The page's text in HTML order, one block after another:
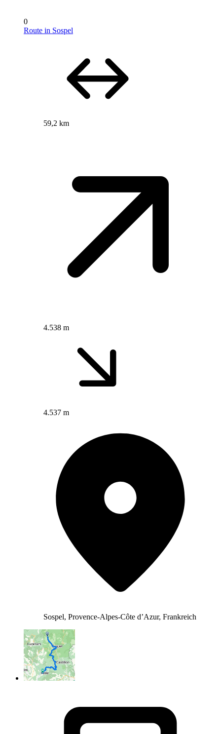
0
Route in Sospel
59,2 km
4.538 m
4.537 m
Sospel, Provence-Alpes-Côte d’Azur, Frankreich